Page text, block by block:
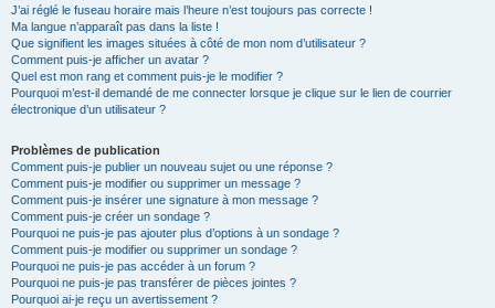
J’ai réglé le fuseau horaire mais l’heure n’est toujours pas correcte !
Ma langue n’apparaît pas dans la liste !
Que signifient les images situées à côté de mon nom d’utilisateur ?
Comment puis-je afficher un avatar ?
Quel est mon rang et comment puis-je le modifier ?
Pourquoi m’est-il demandé de me connecter lorsque je clique sur le lien de courrier
électronique d’un utilisateur ?
Problèmes de publication
Comment puis-je publier un nouveau sujet ou une réponse ?
Comment puis-je modifier ou supprimer un message ?
Comment puis-je insérer une signature à mon message ?
Comment puis-je créer un sondage ?
Pourquoi ne puis-je pas ajouter plus d’options à un sondage ?
Comment puis-je modifier ou supprimer un sondage ?
Pourquoi ne puis-je pas accéder à un forum ?
Pourquoi ne puis-je pas transférer de pièces jointes ?
Pourquoi ai-je reçu un avertissement ?